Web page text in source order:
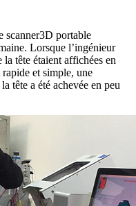
scanner3D portable
Lorsque l’ingénieur
tête étaient affichées en
et simple, une
tête a été achevée en peu